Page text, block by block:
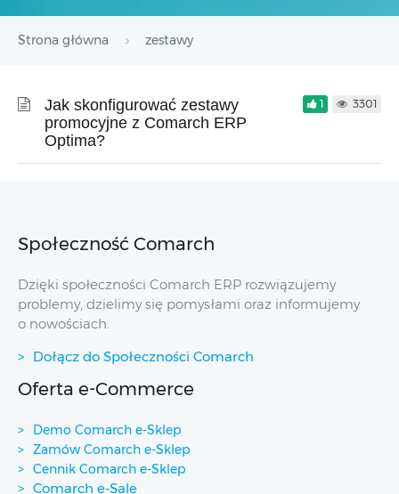
Strona główna zestawy
Jak skonfigurować zestawy
promocyjne z Comarch ERP
Optima?
1 3301
Społeczność Comarch
Dzięki społeczności Comarch ERP rozwiązujemy
problemy, dzielimy się pomysłami oraz informujemy
o nowościach.
Dołącz do Społeczności Comarch
Oferta e-Commerce
Demo Comarch e-Sklep
Zamów Comarch e-Sklep
Cennik Comarch e-Sklep
Comarch e-Sale